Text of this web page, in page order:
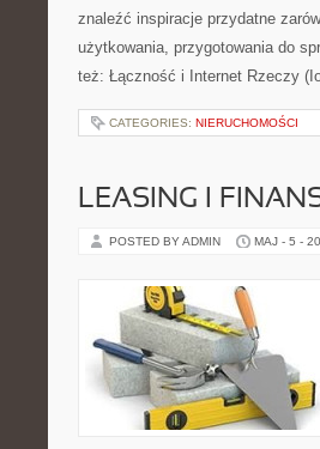
znaleźć inspiracje przydatne
użytkowania, przygotowania do
też: Łączność i Internet Rzeczy
CATEGORIES: NIERUCHOMOŚCI
LEASING I
POSTED BY ADMIN MAJ - 5 -